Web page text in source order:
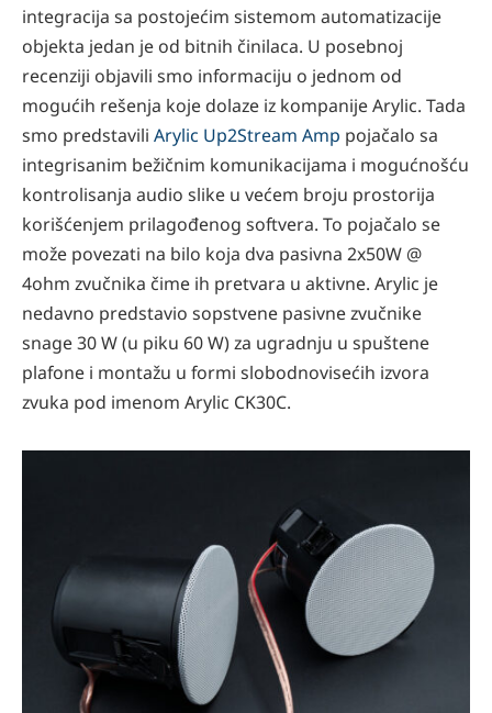
integracija sa postojećim sistemom automatizacije
objekta jedan je od bitnih činilaca. U posebnoj
recenziji objavili smo informaciju o jednom od
mogućih rešenja koje dolaze iz kompanije Arylic. Tada
smo predstavili Arylic Up2Stream Amp pojačalo sa
integrisanim bežičnim komunikacijama i mogućnošću
kontrolisanja audio slike u većem broju prostorija
korišćenjem prilagođenog softvera. To pojačalo se
može povezati na bilo koja dva pasivna 2x50W @
4ohm zvučnika čime ih pretvara u aktivne. Arylic je
nedavno predstavio sopstvene pasivne zvučnike
snage 30 W (u piku 60 W) za ugradnju u spuštene
plafone i montažu u formi slobodnovisećih izvora
zvuka pod imenom Arylic CK30C.